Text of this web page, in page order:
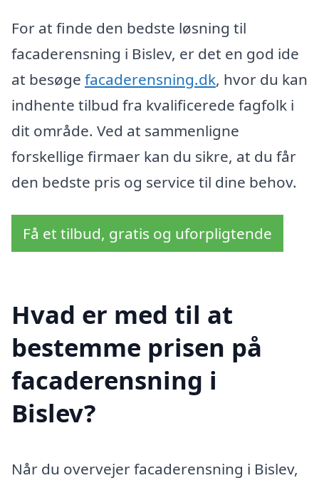
For at finde den bedste løsning til
facaderensning i Bislev, er det en god ide
at besøge facaderensning.dk, hvor du kan
indhente tilbud fra kvalificerede fagfolk i
dit område. Ved at sammenligne
forskellige firmaer kan du sikre, at du får
den bedste pris og service til dine behov.
Få et tilbud, gratis og uforpligtende
Hvad er med til at
bestemme prisen på
facaderensning i
Bislev?
Når du overvejer facaderensning i Bislev,